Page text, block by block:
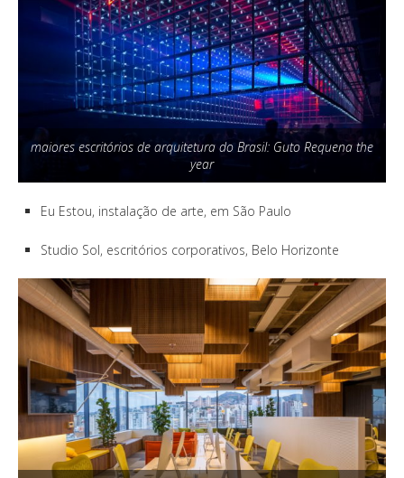
maiores escritórios de arquitetura do Brasil: Guto Requena the
year
Eu Estou, instalação de arte, em São Paulo
Studio Sol, escritórios corporativos, Belo Horizonte